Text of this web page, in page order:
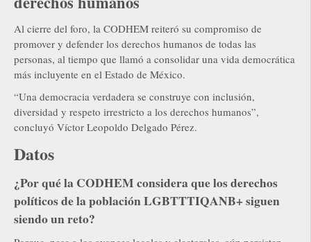
Al cierre del foro, la CODHEM reiteró su compromiso de
promover y defender los derechos humanos de todas las
personas, al tiempo que llamó a consolidar una vida democrática
más incluyente en el Estado de México.
“Una democracia verdadera se construye con inclusión,
diversidad y respeto irrestricto a los derechos humanos”,
concluyó Víctor Leopoldo Delgado Pérez.
Datos
¿Por qué la CODHEM considera que los derechos
políticos de la población LGBTTTIQANB+ siguen
siendo un reto?